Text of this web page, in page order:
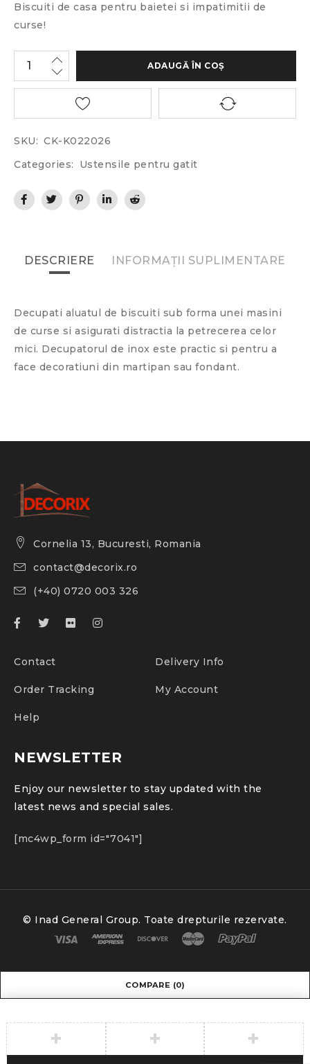
Biscuiti de casa pentru baietei si impatimitii de
curse!
ADAUGĂ ÎN COȘ
SKU: CK-K022026
Categories:
Ustensile pentru gatit
DESCRIERE INFORMAȚII SUPLIMENTARE
Decupati aluatul de biscuiti sub forma unei masini
de curse si asigurati distractia la petrecerea celor
mici. Decupatorul de inox este practic si pentru a
face decoratiuni din martipan sau fondant.
Cornelia 13, Bucuresti, Romania
contact@decorix.ro
(+40) 0720 003 326
Contact Delivery Info
Order Tracking My Account
Help
NEWSLETTER
Enjoy our newsletter to stay updated with the
latest news and special sales.
[mc4wp_form id="7041"]
© Inad General Group. Toate drepturile rezervate.
COMPARE (0)